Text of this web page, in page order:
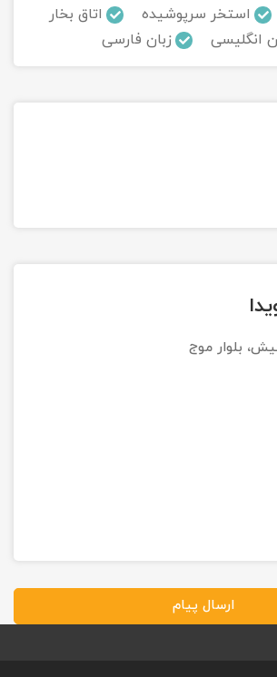
استخر سرپوشیده
اتاق بخار
انگلیسی زبان فارسی
بلوار موج
ارسال پیام